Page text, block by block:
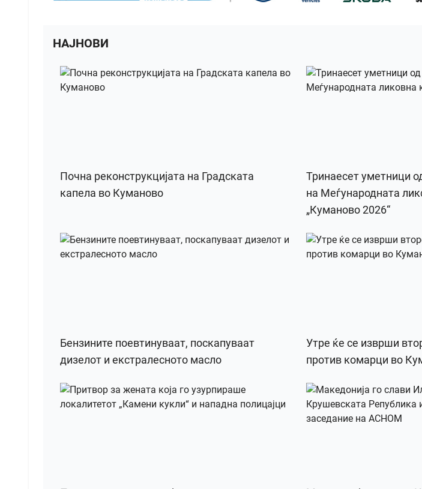
НАЈНОВИ
Почна реконструкцијата на Градската
капела во Куманово
Тринаесет уметници
на Меѓународната
„Куманово 2026“
Бензините поевтинуваат, поскапуваат
дизелот и екстралесното масло
Утре ќе се изврши
против комарци во